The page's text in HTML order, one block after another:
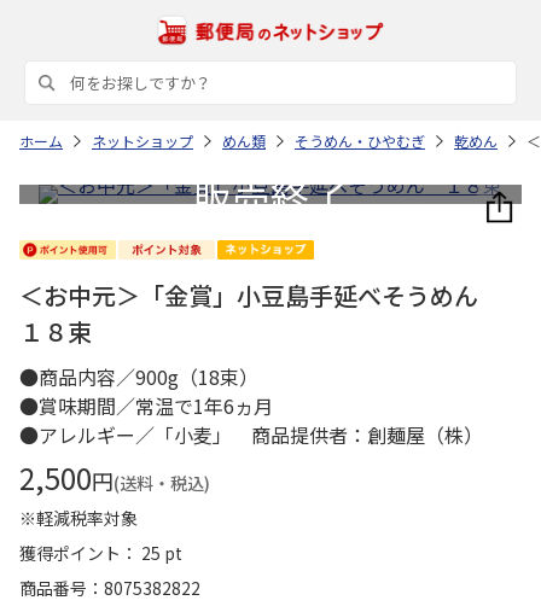
ホーム ネットショップ めん類 そうめん・ひやむぎ 乾めん
＜お中元＞「金賞」小豆島手延べそうめん
１８束
●商品内容／900g（18束）
●賞味期間／常温で1年6ヵ月
●アレルギー／「小麦」 商品提供者：創麺屋（株）
2,500円(送料・税込)
※軽減税率対象
獲得ポイント： 25 pt
商品番号
8075382822